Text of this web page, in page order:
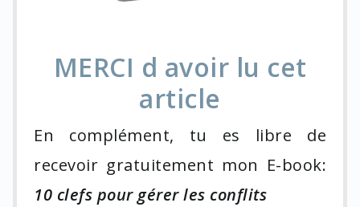
MERCI d avoir lu cet
article
En complément, tu es libre de
recevoir gratuitement mon E-book:
10 clefs pour gérer les conflits